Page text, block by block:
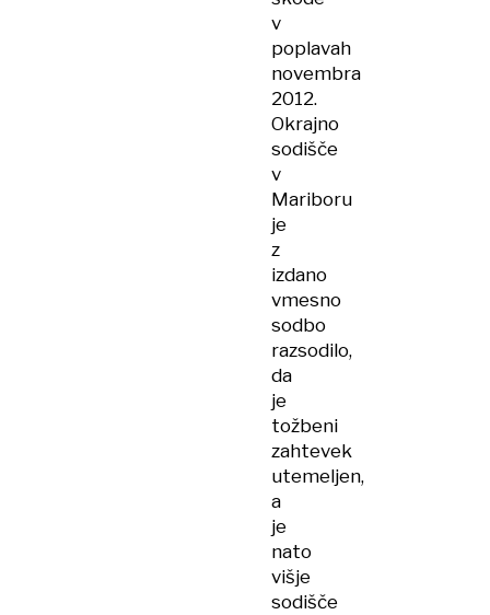
v
poplavah
novembra
2012.
Okrajno
sodišče
v
Mariboru
je
z
izdano
vmesno
sodbo
razsodilo,
da
je
tožbeni
zahtevek
utemeljen,
a
je
nato
višje
sodišče